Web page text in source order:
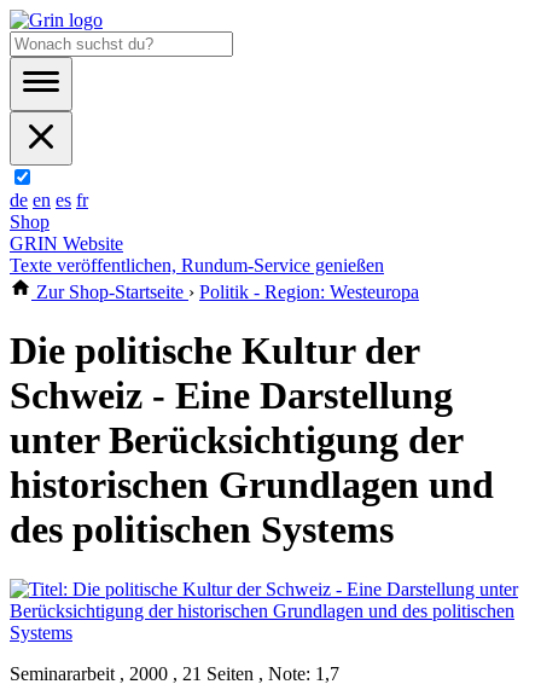
de en es fr
Shop
GRIN Website
Texte veröffentlichen, Rundum-Service genießen
Zur Shop-Startseite › Politik - Region: Westeuropa
Die politische Kultur der
Schweiz - Eine Darstellung
unter Berücksichtigung der
historischen Grundlagen und
des politischen Systems
Seminararbeit , 2000 , 21 Seiten , Note: 1,7